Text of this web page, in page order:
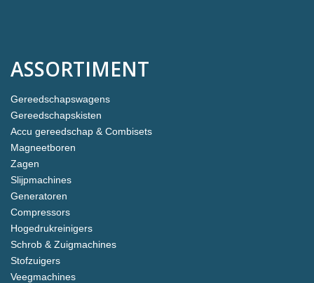
ASSORTIMENT
Gereedschapswagens
Gereedschapskisten
Accu gereedschap & Combisets
Magneetboren
Zagen
Slijpmachines
Generatoren
Compressors
Hogedrukreinigers
Schrob & Zuigmachines
Stofzuigers
Veegmachines